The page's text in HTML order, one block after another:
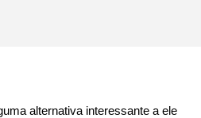
alternativa interessante a ele